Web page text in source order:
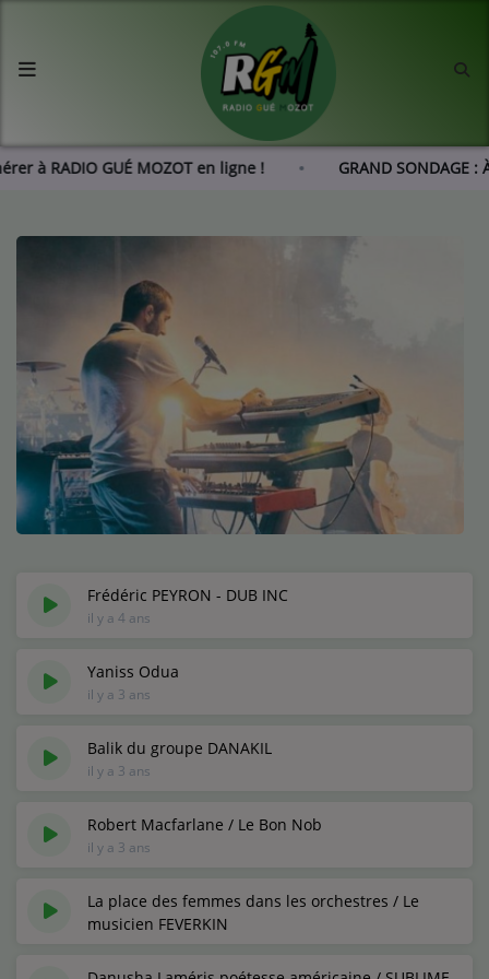
à RADIO GUÉ MOZOT en ligne ! GRAND
Agenda
L'histoire de RGM
Emissions
Equipes
Médias
Podcasts
Dédicaces
Jeux Concours
Contact
Frédéric PEYRON - DUB INC
il y a 4 ans
Yaniss Odua
il y a 3 ans
Balik du groupe DANAKIL
il y a 3 ans
Robert Macfarlane / Le Bon Nob
il y a 3 ans
La place des femmes dans les orchestres / Le
musicien FEVERKIN